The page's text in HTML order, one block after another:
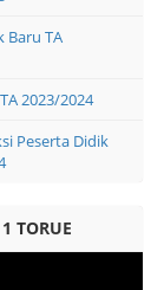
Baru TA
2023/2024
Peserta Didik
TORUE